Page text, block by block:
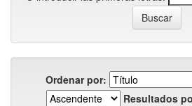
Ordenar por:
Resultados